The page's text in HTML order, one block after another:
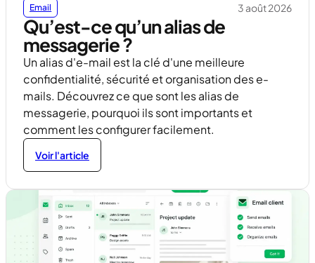
Email 3 août 2026
Qu’est-ce qu’un alias de
messagerie ?
Un alias d'e-mail est la clé d'une meilleure
confidentialité, sécurité et organisation des e-
mails. Découvrez ce que sont les alias de
messagerie, pourquoi ils sont importants et
comment les configurer facilement.
Voir l'article